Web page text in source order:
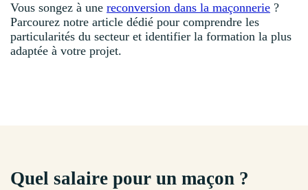
Vous songez à une reconversion dans la maçonnerie ?
Parcourez notre article dédié pour comprendre les
particularités du secteur et identifier la formation la plus
adaptée à votre projet.
Quel salaire pour un maçon ?